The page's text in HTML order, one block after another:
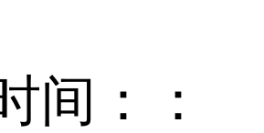
间：：